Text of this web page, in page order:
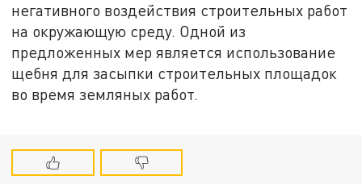
негативного воздействия строительных работ
на окружающую среду. Одной из
предложенных мер является использование
щебня для засыпки строительных площадок
во время земляных работ.